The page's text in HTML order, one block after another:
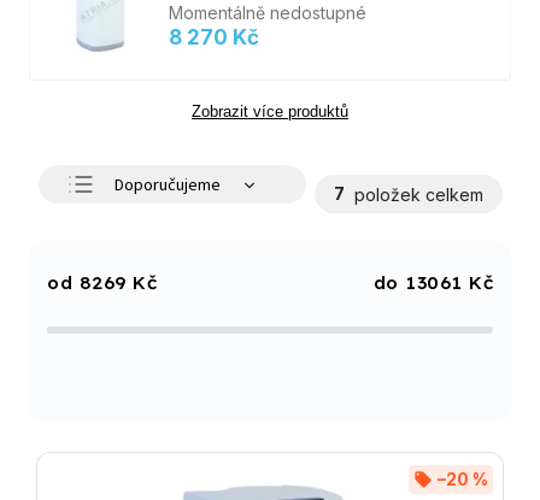
Momentálně nedostupné
8 270 Kč
Zobrazit více produktů
Doporučujeme
Abecedně
7 položek celkem
8269 Kč 13061 Kč
–20 %